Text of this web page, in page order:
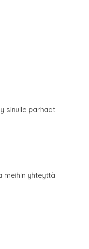
sinulle parhaat
meihin yhteyttä